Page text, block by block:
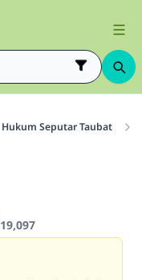
Hukum Seputar Taubat
19,097